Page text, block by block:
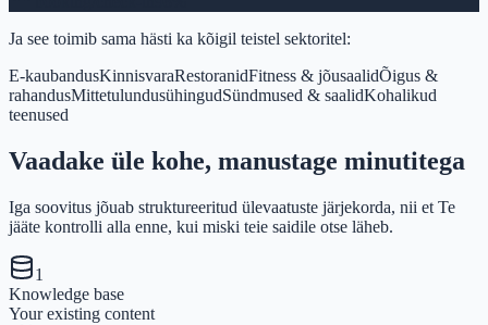
Ja see toimib sama hästi ka kõigil teistel sektoritel:
E-kaubandusKinnisvaraRestoranidFitness & jõusaalidÕigus &
rahandusMittetulundusühingudSündmused & saalidKohalikud
teenused
Vaadake üle kohe, manustage minutitega
Iga soovitus jõuab struktureeritud ülevaatuste järjekorda, nii et Te
jääte kontrolli alla enne, kui miski teie saidile otse läheb.
1
Knowledge base
Your existing content